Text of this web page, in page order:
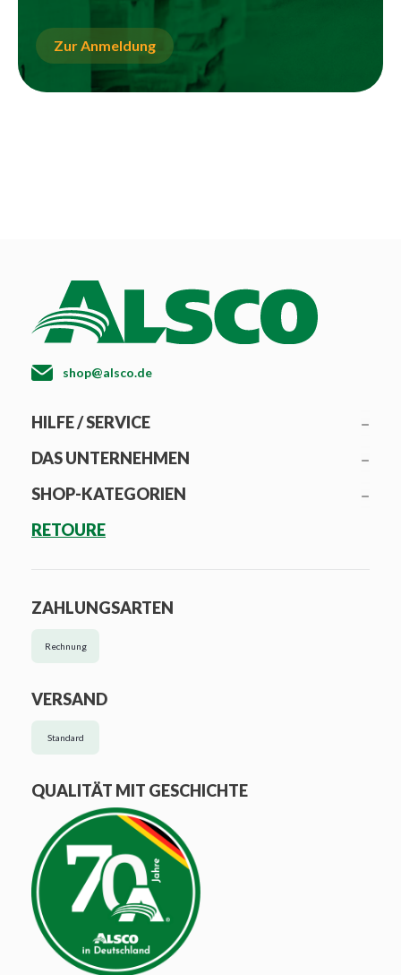
Zur Anmeldung
shop@alsco.de
HILFE / SERVICE
DAS UNTERNEHMEN
SHOP-KATEGORIEN
RETOURE
ZAHLUNGSARTEN
Rechnung
VERSAND
Standard
QUALITÄT MIT GESCHICHTE